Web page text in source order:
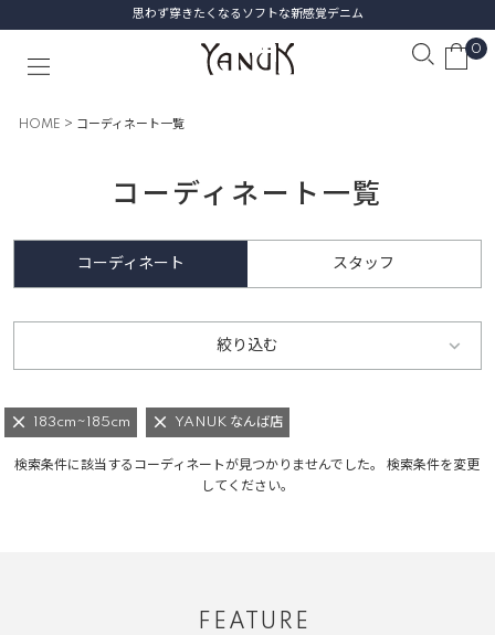
思わず穿きたくなるソフトな新感覚デニム
0
HOME コーディネート一覧
コーディネート一覧
コーディネート スタッフ
絞り込む
183cm~185cm YANUK なんば店
検索条件に該当するコーディネートが見つかりませんでした。 検索条件を変更
してください。
FEATURE